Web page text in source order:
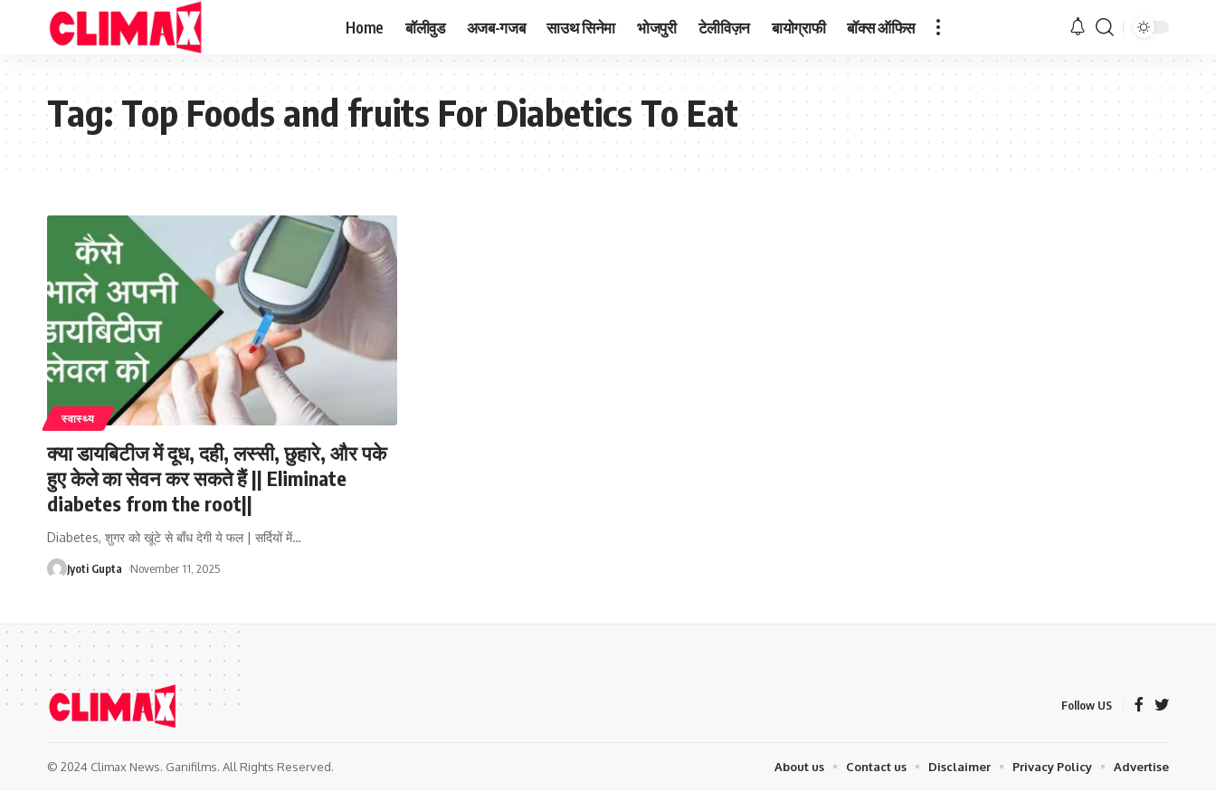
Home बॉलीवुड अजब-गजब साउथ सिनेमा भोजपुरी टेलीविज़न बायोग्राफी बॉक्स ऑफिस
Tag:Top Foods and fruits For Diabetics To Eat
स्वास्थ्य
क्या डायबिटीज में दूध, दही, लस्सी, छुहारे, और पके
हुए केले का सेवन कर सकते हैं || Eliminate
diabetes from the root||
Diabetes, शुगर को खूंटे से बाँध देगी ये फल | सर्दियों में…
Jyoti Gupta November 11, 2025
Follow US
© 2024 Climax News. Ganifilms. All Rights Reserved. About us Contact us Disclaimer Privacy Policy Advertise